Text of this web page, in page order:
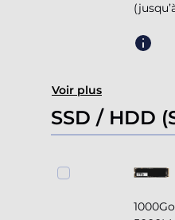
Voir plus
SSD / HDD